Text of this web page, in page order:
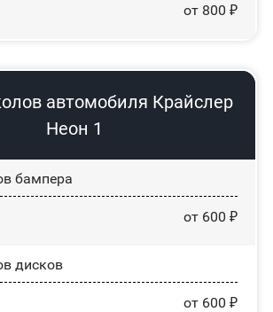
от 800 ₽
автомобиля Крайслер
Неон 1
бампера
от 600 ₽
дисков
от 600 ₽